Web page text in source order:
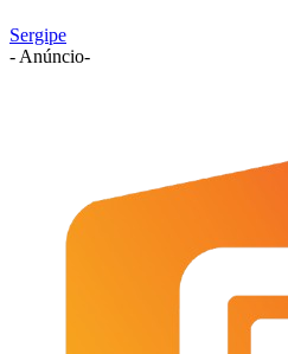
Sergipe
- Anúncio-